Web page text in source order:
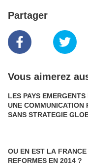
Partager
Vous aimerez
LES PAYS
UNE COMMUNICATION POLITIQUE
SANS STRATEGIE
OU EN EST LA FRANCE
REFORMES EN 2014 ?